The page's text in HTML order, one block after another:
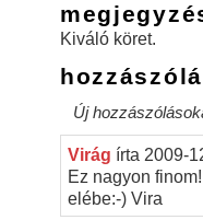
Kiváló köret.
Új
Virág írta 2009-
Ez nagyon
elébe:-) Vira